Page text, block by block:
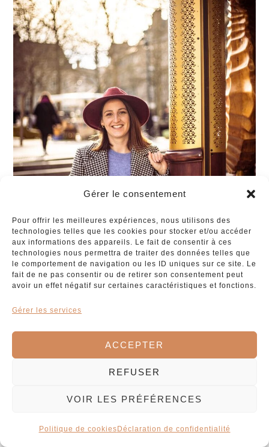
Gérer le consentement
Pour offrir les meilleures expériences, nous utilisons des
technologies telles que les cookies pour stocker et/ou accéder
aux informations des appareils. Le fait de consentir à ces
technologies nous permettra de traiter des données telles que
le comportement de navigation ou les ID uniques sur ce site. Le
fait de ne pas consentir ou de retirer son consentement peut
avoir un effet négatif sur certaines caractéristiques et fonctions.
Gérer les services
ACCEPTER
REFUSER
VOIR LES PRÉFÉRENCES
Politique de cookies Déclaration de confidentialité